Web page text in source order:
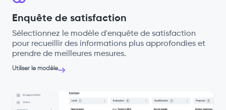
Enquête de satisfaction
Sélectionnez le modèle d'enquête de satisfaction
pour recueillir des informations plus approfondies et
prendre de meilleures mesures.
Utiliser le modèle